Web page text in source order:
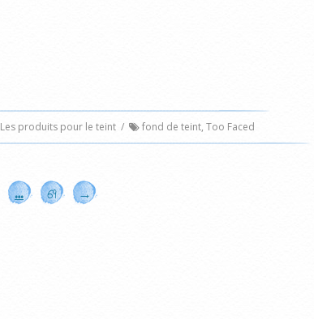
Les produits pour le teint / fond de teint, Too Faced
… 69 →